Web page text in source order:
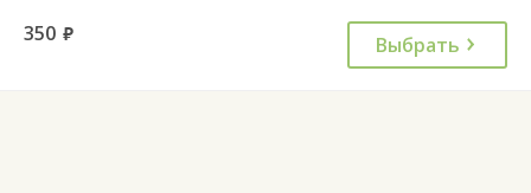
350 руб. Выбрать